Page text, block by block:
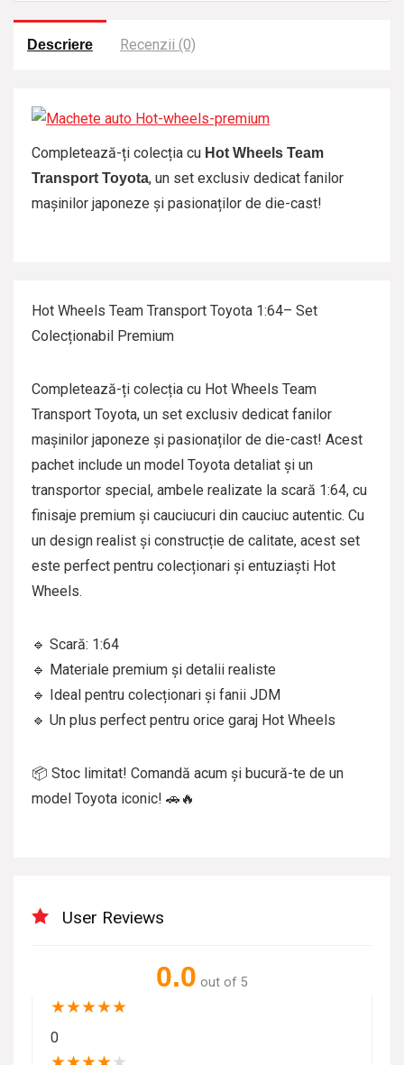
Descriere Recenzii (0)
Completează-ți colecția cu Hot Wheels Team
Transport Toyota, un set exclusiv dedicat fanilor
mașinilor japoneze și pasionaților de die-cast!
Hot Wheels Team Transport Toyota 1:64– Set
Colecționabil Premium
Completează-ți colecția cu Hot Wheels Team
Transport Toyota, un set exclusiv dedicat fanilor
mașinilor japoneze și pasionaților de die-cast! Acest
pachet include un model Toyota detaliat și un
transportor special, ambele realizate la scară 1:64, cu
finisaje premium și cauciucuri din cauciuc autentic. Cu
un design realist și construcție de calitate, acest set
este perfect pentru colecționari și entuziaști Hot
Wheels.
🔹 Scară: 1:64
🔹 Materiale premium și detalii realiste
🔹 Ideal pentru colecționari și fanii JDM
🔹 Un plus perfect pentru orice garaj Hot Wheels
📦 Stoc limitat! Comandă acum și bucură-te de un
model Toyota iconic! 🚗🔥
User Reviews
0.0 out of 5
★★★★★
0